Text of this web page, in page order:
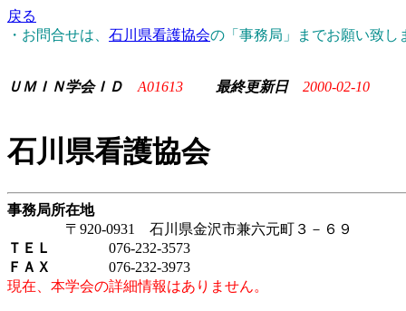
戻る
・お問合せは、 石川県看護協会の「事務局」までお願い致し
ＵＭＩＮ学会ＩＤ A01613 最終更新日 2000-02-10
石川県看護協会
事務局所在地
〒920-0931 石川県金沢市兼六元町３－６９
ＴＥＬ
076-232-3573
ＦＡＸ
076-232-3973
現在、本学会の詳細情報はありません。